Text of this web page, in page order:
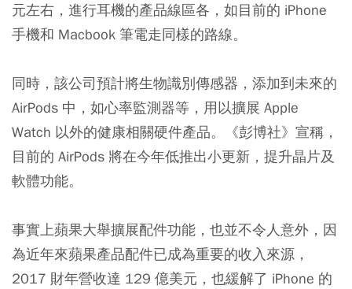
元左右，進行耳機的產品線區各，如目前的 iPhone
手機和 Macbook 筆電走同樣的路線。
同時，該公司預計將生物識別傳感器，添加到未來的
AirPods 中，如心率監測器等，用以擴展 Apple
Watch 以外的健康相關硬件產品。《彭博社》宣稱，
目前的 AirPods 將在今年低推出小更新，提升晶片及
軟體功能。
事實上蘋果大舉擴展配件功能，也並不令人意外，因
為近年來蘋果產品配件已成為重要的收入來源，
2017 財年營收達 129 億美元，也緩解了 iPhone 的